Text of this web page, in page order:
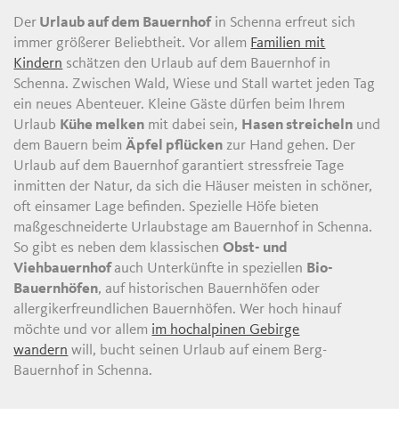
Der Urlaub auf dem Bauernhofin Schenna erfreut sich
immer größerer Beliebtheit. Vor allem Familien mit
Kindern schätzen den Urlaub auf dem Bauernhof in
Schenna. Zwischen Wald, Wiese und Stall wartet jeden Tag
ein neues Abenteuer. Kleine Gäste dürfen beim Ihrem
Urlaub Kühe melken mit dabei sein, Hasen streicheln und
dem Bauern beimÄpfel pflücken zur Hand gehen. Der
Urlaub auf dem Bauernhof garantiert stressfreie Tage
inmitten der Natur, da sich die Häuser meisten in schöner,
oft einsamer Lage befinden. Spezielle Höfe bieten
maßgeschneiderte Urlaubstage am Bauernhof in Schenna.
So gibt es neben dem klassischenObst- und
Viehbauernhofauch Unterkünfte in speziellen Bio-
Bauernhöfen, auf historischen Bauernhöfen oder
allergikerfreundlichen Bauernhöfen. Wer hoch hinauf
möchte und vor allem im hochalpinen Gebirge
wandern will, bucht seinen Urlaub auf einem Berg-
Bauernhof in Schenna.